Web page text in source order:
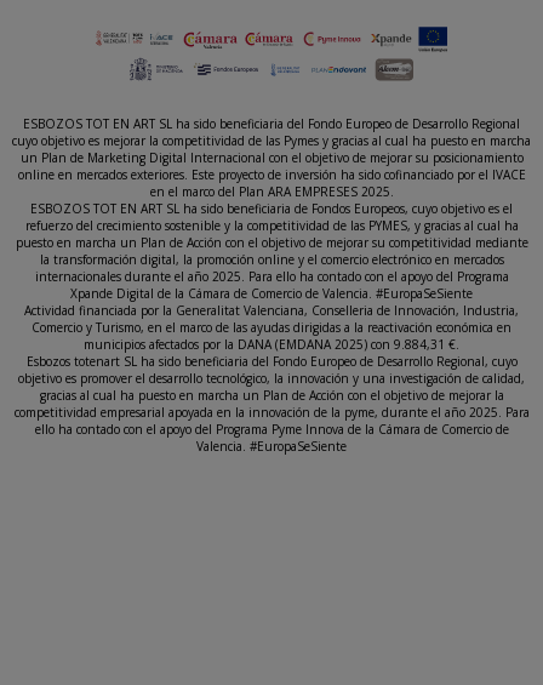
ESBOZOS TOT EN ART SL ha sido beneficiaria del Fondo Europeo de Desarrollo Regional
cuyo objetivo es mejorar la competitividad de las Pymes y gracias al cual ha puesto en marcha
un Plan de Marketing Digital Internacional con el objetivo de mejorar su posicionamiento
online en mercados exteriores. Este proyecto de inversión ha sido cofinanciado por el IVACE
en el marco del Plan ARA EMPRESES 2025.
ESBOZOS TOT EN ART SL ha sido beneficiaria de Fondos Europeos, cuyo objetivo es el
refuerzo del crecimiento sostenible y la competitividad de las PYMES, y gracias al cual ha
puesto en marcha un Plan de Acción con el objetivo de mejorar su competitividad mediante
la transformación digital, la promoción online y el comercio electrónico en mercados
internacionales durante el año 2025. Para ello ha contado con el apoyo del Programa
Xpande Digital de la Cámara de Comercio de Valencia. #EuropaSeSiente
Actividad financiada por la Generalitat Valenciana, Conselleria de Innovación, Industria,
Comercio y Turismo, en el marco de las ayudas dirigidas a la reactivación económica en
municipios afectados por la DANA (EMDANA 2025) con 9.884,31 €.
Esbozos totenart SL ha sido beneficiaria del Fondo Europeo de Desarrollo Regional, cuyo
objetivo es promover el desarrollo tecnológico, la innovación y una investigación de calidad,
gracias al cual ha puesto en marcha un Plan de Acción con el objetivo de mejorar la
competitividad empresarial apoyada en la innovación de la pyme, durante el año 2025. Para
ello ha contado con el apoyo del Programa Pyme Innova de la Cámara de Comercio de
Valencia. #EuropaSeSiente